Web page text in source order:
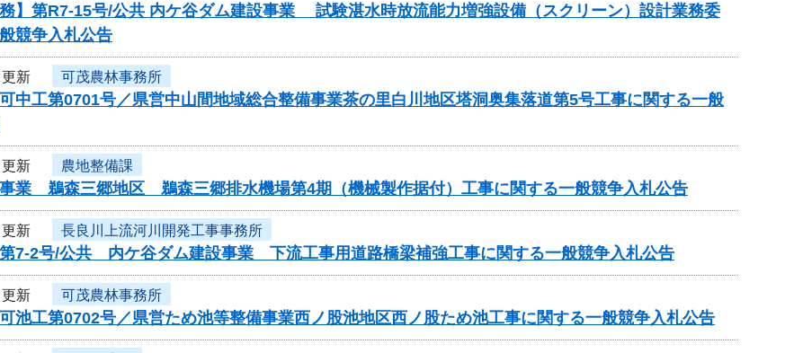
務】第R7-15号/公共 内ケ谷ダム建設事業 試験湛水時放流能力増強設備（スクリーン）設計業務委
競争入札公告
新 可茂農林事務所
可中工第0701号／県営中山間地域総合整備事業茶の里白川地区塔洞奥集落道第5号工事に関する一般
新 農地整備課
業 鵜森三郷地区 鵜森三郷排水機場第4期（機械製作据付）工事に関する一般競争入札公告
新 長良川上流河川開発工事事務所
第7-2号/公共 内ケ谷ダム建設事業 下流工事用道路橋梁補強工事に関する一般競争入札公告
新 可茂農林事務所
可池工第0702号／県営ため池等整備事業西ノ股池地区西ノ股ため池工事に関する一般競争入札公告